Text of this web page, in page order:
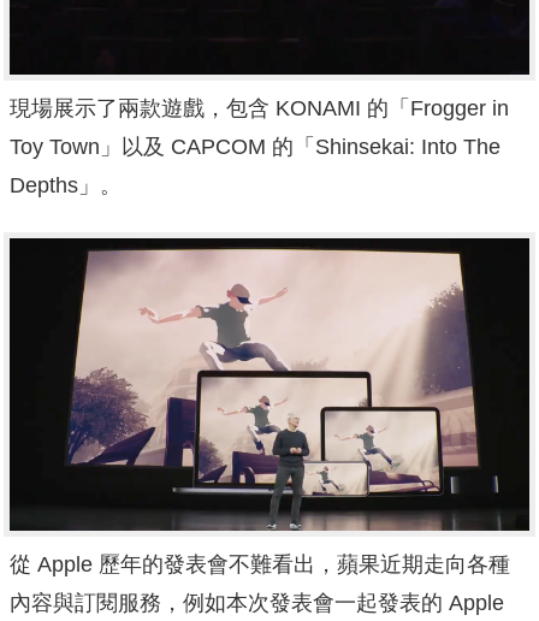
現場展示了兩款遊戲，包含 KONAMI 的「Frogger in
Toy Town」以及 CAPCOM 的「Shinsekai: Into The
Depths」。
從 Apple 歷年的發表會不難看出，蘋果近期走向各種
內容與訂閱服務，例如本次發表會一起發表的 Apple